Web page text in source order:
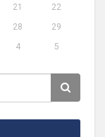
21
22
28
29
4 5